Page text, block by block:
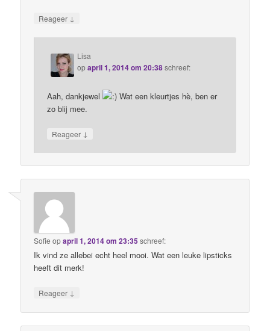
Reageer ↓
Lisa
opapril 1, 2014 om 20:38schreef:
Aah, dankjewel
Wat een kleurtjes hè, ben er
zo blij mee.
Reageer ↓
Sofie opapril 1, 2014 om 23:35 schreef:
Ik vind ze allebei echt heel mooi. Wat een leuke lipsticks
heeft dit merk!
Reageer ↓